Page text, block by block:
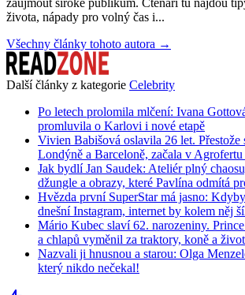
zaujmout široké publikum. Čtenáři tu najdou
života, nápady pro volný čas i...
Všechny články tohoto autora →
Další články z kategorie Celebrity
Po letech prolomila mlčení: Ivana
promluvila o Karlovi i nové etapě
Vivien Babišová oslavila 26 let. Přestože
Londýně a Barceloně, začala v Agrofertu
Jak bydlí Jan Saudek: Ateliér plný
džungle a obrazy, které Pavlína odmítá
Hvězda první SuperStar má jasno:
dnešní Instagram, internet by kolem něj
Mário Kubec slaví 62. narozeniny.
a chlapů vyměnil za traktory, koně a
Nazvali ji hnusnou a starou: Olga
který nikdo nečekal!